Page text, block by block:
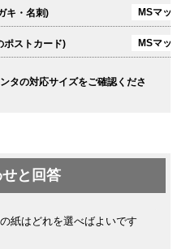
キ・名刺) MSマッ
ポストカード) MSマッ
タの対応サイズをご確認くださ
と回答
紙はどれを選べばよいです